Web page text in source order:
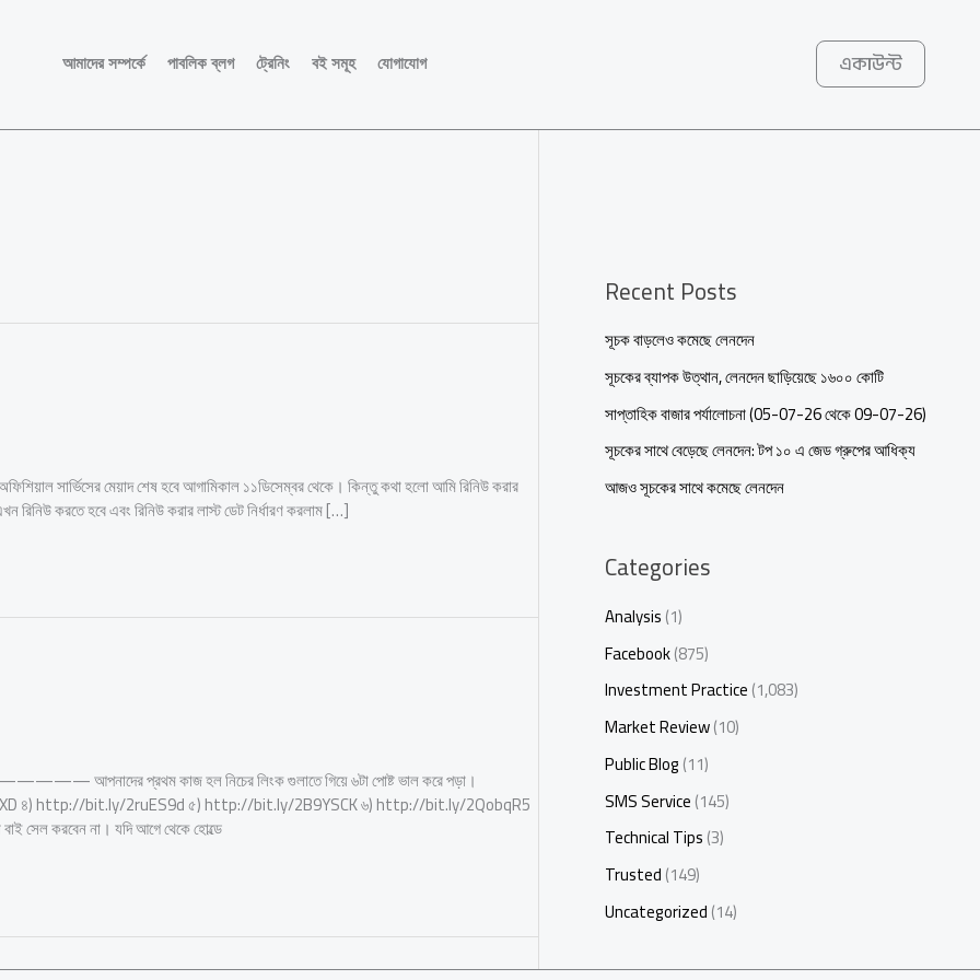
আমাদের সম্পর্কে পাবলিক ব্লগ ট্রেনিং বই সমূহ যোগাযোগ একাউন্ট
সার্ভিসের মেয়াদ শেষ হবে আগামিকাল ১১ডিসেম্বর থেকে। কিন্তু কথা হলো আমি রিনিউ করার
করতে হবে এবং রিনিউ করার লাস্ট ডেট নির্ধারণ করলাম […]
আপনাদের প্রথম কাজ হল নিচের লিংক গুলাতে গিয়ে ৬টা পোষ্ট ভাল করে পড়া।
৪) http://bit.ly/2ruES9d ৫) http://bit.ly/2B9YSCK ৬) http://bit.ly/2QobqR5
সেল করবেন না। যদি আগে থেকে হোল্ডে
Recent Posts
সূচক বাড়লেও কমেছে লেনদেন
সূচকের ব্যাপক উত্থান, লেনদেন ছাড়িয়েছে ১৬০০ কোটি
সাপ্তাহিক বাজার পর্যালোচনা (05-07-26 থেকে 09-07-26)
সূচকের সাথে বেড়েছে লেনদেন: টপ ১০ এ জেড গ্রুপের আধিক্য
আজও সূচকের সাথে কমেছে লেনদেন
Categories
Analysis(1)
Facebook(875)
Investment Practice(1,083)
Market Review(10)
Public Blog(11)
SMS Service(145)
Technical Tips(3)
Trusted(149)
Uncategorized(14)